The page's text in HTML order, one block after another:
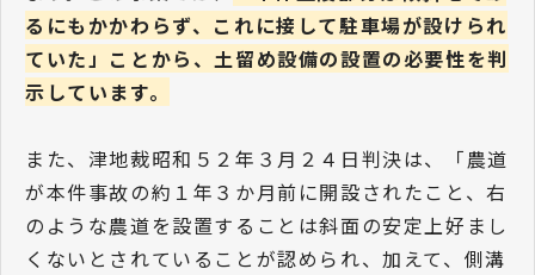
るにもかかわらず、これに接して駐車場が設けられ
ていた」ことから、土留め設備の設置の必要性を判
示しています。
また、津地裁昭和５２年３月２４日判決は、「農道
が本件事故の約１年３か月前に開設されたこと、右
のような農道を設置することは斜面の安定上好まし
くないとされていることが認められ、加えて、側溝